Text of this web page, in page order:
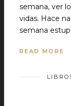
semana, ver
vidas. Hace
semana
READ MORE